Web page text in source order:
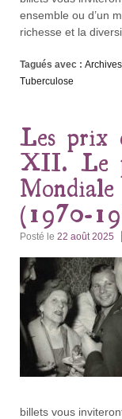
ensemble ou d’un
richesse et la
Tagués avec :
Tuberculose
Les prix
XII. Le
(1970-
Posté le 22 août 2025
billets vous